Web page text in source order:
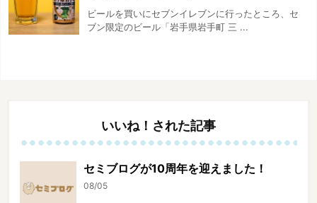
ビールを買いにセブンイレブンに行ったところ、セ
ブン限定のビール「岩手県岩手町 三 ...
いいね！された記事
セミブログが10周年を迎えました！
08/05